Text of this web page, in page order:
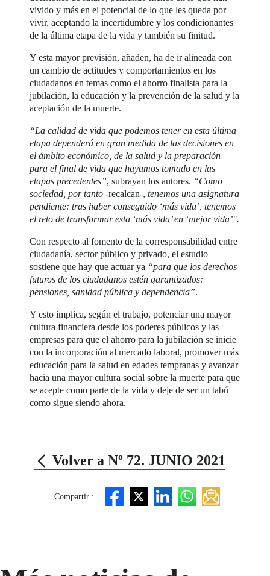
vivido y más en el potencial de lo que les queda por
vivir, aceptando la incertidumbre y los condicionantes
de la última etapa de la vida y también su finitud.
Y esta mayor previsión, añaden, ha de ir alineada con
un cambio de actitudes y comportamientos en los
ciudadanos en temas como el ahorro finalista para la
jubilación, la educación y la prevención de la salud y la
aceptación de la muerte.
“La calidad de vida que podemos tener en esta última
etapa dependerá en gran medida de las decisiones en
el ámbito económico, de la salud y la preparación
para el final de vida que hayamos tomado en las
etapas precedentes”, subrayan los autores. “Como
sociedad, por tanto -recalcan-,tenemos una asignatura
pendiente: tras haber conseguido ‘más vida’, tenemos
el reto de transformar esta ‘más vida’ en ‘mejor vida’".
Con respecto al fomento de la corresponsabilidad entre
ciudadanía, sector público y privado, el estudio
sostiene que hay que actuar ya “para que los derechos
futuros de los ciudadanos estén garantizados:
pensiones, sanidad pública y dependencia”.
Y esto implica, según el trabajo, potenciar una mayor
cultura financiera desde los poderes públicos y las
empresas para que el ahorro para la jubilación se inicie
con la incorporación al mercado laboral, promover más
educación para la salud en edades tempranas y avanzar
hacia una mayor cultura social sobre la muerte para que
se acepte como parte de la vida y deje de ser un tabú
como sigue siendo ahora.
Volver a Nº 72. JUNIO 2021
Compartir :